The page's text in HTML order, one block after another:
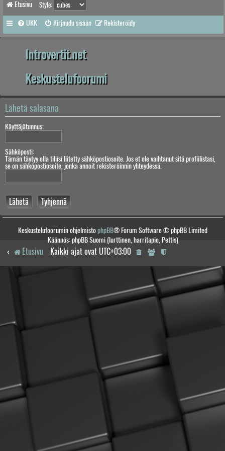
Etusivu Style:
UKK Kirjaudu sisään Rekisteröidy
Introvertit.net
Keskustelufoorumi
Lähetä salasana
Käyttäjätunnus:
Sähköposti:
Tämän täytyy olla tiliisi liitetty sähköpostiosoite. Jos et ole vaihtanut sitä profiilistasi,
se on sähköpostiosoite, jonka annoit rekisteröinnin yhteydessä.
Keskustelufoorumin ohjelmistophpBB® Forum Software © phpBB Limited
Käännös: phpBB Suomi (lurttinen, harritapio, Pettis)
Etusivu Kaikki ajat ovat UTC+03:00